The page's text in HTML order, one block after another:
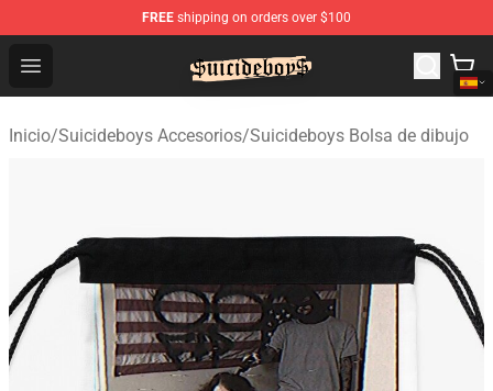
FREE shipping on orders over $100
Open menu
$uicideboy$ Shop - Official $uicideboy$ Merchandise
Inicio/Suicideboys Accesorios/Suicideboys Bolsa de dibujo